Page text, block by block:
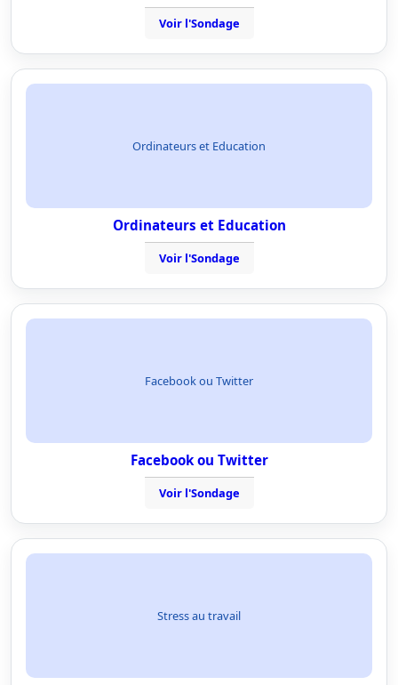
Voir l'Sondage
Ordinateurs et Education
Ordinateurs et Education
Voir l'Sondage
Facebook ou Twitter
Facebook ou Twitter
Voir l'Sondage
Stress au travail